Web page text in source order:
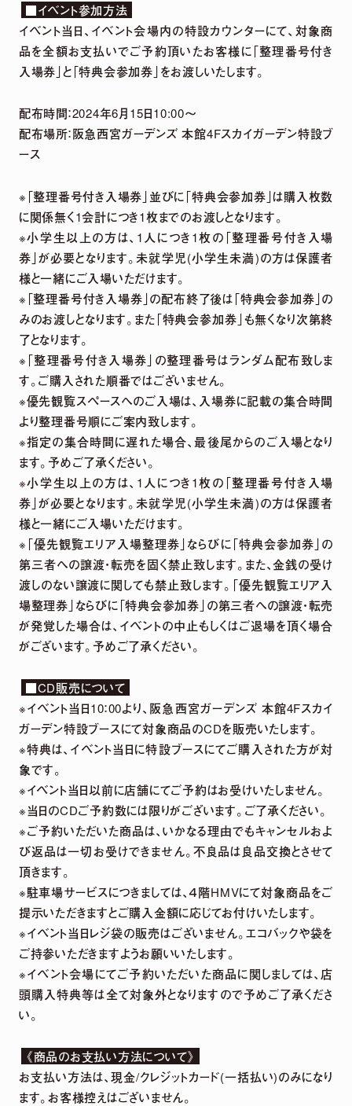
■イベント参加方法
イベント当日、イベント会場内の特設カウンターにて、対象商
品を全額お支払いでご予約頂いたお客様に「整理番号付き
入場券」と「特典会参加券」をお渡しいたします。
配布時間：2024年6月15日10:00～
配布場所：阪急西宮ガーデンズ 本館4Fスカイガーデン特設ブ
ース
※「整理番号付き入場券」並びに「特典会参加券」は購入枚数
に関係無く1会計につき1枚までのお渡しとなります。
※小学生以上の方は、1人につき1枚の「整理番号付き入場
券」が必要となります。未就学児(小学生未満)の方は保護者
様と一緒にご入場いただけます。
※「整理番号付き入場券」の配布終了後は「特典会参加券」の
みのお渡しとなります。また「特典会参加券」も無くなり次第終
了となります。
※「整理番号付き入場券」の整理番号はランダム配布致しま
す。ご購入された順番ではございません。
※優先観覧スペースへのご入場は、入場券に記載の集合時間
より整理番号順にご案内致します。
※指定の集合時間に遅れた場合、最後尾からのご入場となり
ます。予めご了承ください。
※小学生以上の方は、1人につき1枚の「整理番号付き入場
券」が必要となります。未就学児(小学生未満)の方は保護者
様と一緒にご入場いただけます。
※「優先観覧エリア入場整理券」ならびに「特典会参加券」の
第三者への譲渡・転売を固く禁止致します。また、金銭の受け
渡しのない譲渡に関しても禁止致します。「優先観覧エリア入
場整理券」ならびに「特典会参加券」の第三者への譲渡・転売
が発覚した場合は、イベントの中止もしくはご退場を頂く場合
がございます。予めご了承ください。
■CD販売について
※イベント当日10：00より、阪急西宮ガーデンズ 本館4Fスカイ
ガーデン特設ブースにて対象商品のCDを販売いたします。
※特典は、イベント当日に特設ブースにてご購入された方が対
象です。
※イベント当日以前に店舗にてご予約はお受けいたしません。
※当日のCDご予約数には限りがございます。ご了承ください。
※ご予約いただいた商品は、いかなる理由でもキャンセルおよ
び返品は一切お受けできません。不良品は良品交換とさせて
頂きます。
※駐車場サービスにつきましては、４階HMVにて対象商品をご
提示いただきますとご購入金額に応じてお付けいたします。
※イベント当日レジ袋の販売はございません。エコバックや袋を
ご持参いただきますようお願いいたします。
※イベント会場にてご予約いただいた商品に関しましては、店
頭購入特典等は全て対象外となりますので予めご了承くださ
い。
《商品のお支払い方法について》
お支払い方法は、現金/クレジットカード(一括払い)のみになり
ます。お客様控えはございません。